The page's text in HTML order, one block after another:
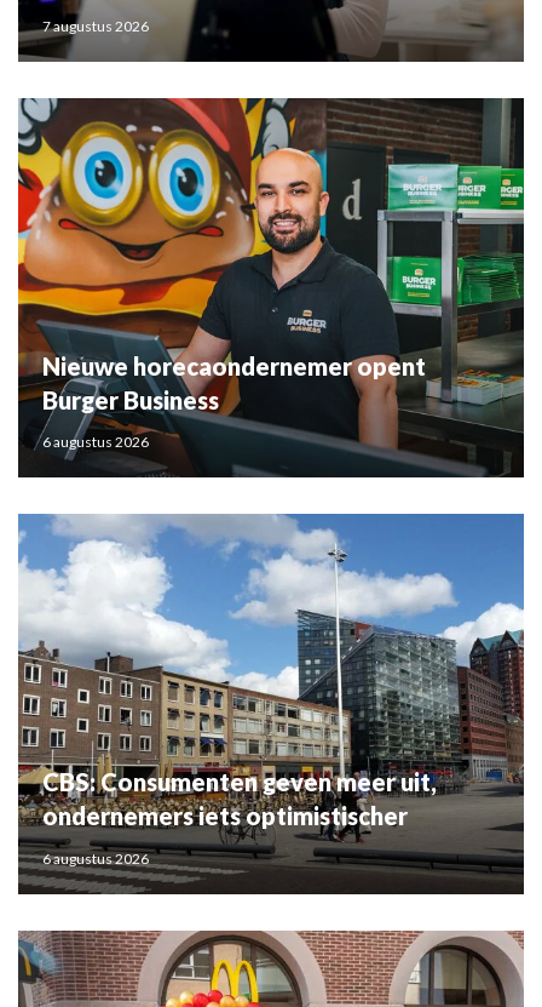
7 augustus 2026
Nieuwe horecaondernemer opent
Burger Business
6 augustus 2026
CBS: Consumenten geven meer uit,
ondernemers iets optimistischer
6 augustus 2026